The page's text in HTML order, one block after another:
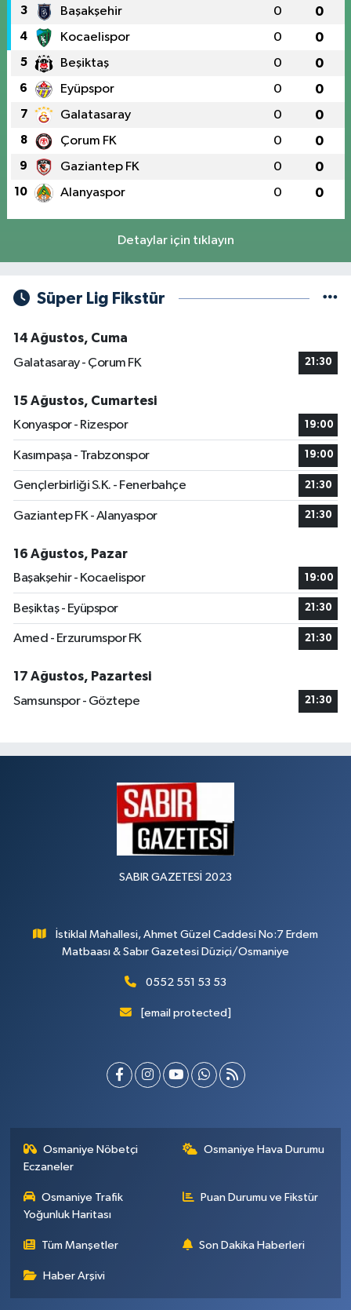
3 Başakşehir 0 0
4 Kocaelispor 0 0
5 Beşiktaş 0 0
6 Eyüpspor 0 0
7 Galatasaray 0 0
8 Çorum FK 0 0
9 Gaziantep FK 0 0
10 Alanyaspor 0 0
Detaylar için tıklayın
Süper Lig Fikstür
14 Ağustos, Cuma
Galatasaray - Çorum FK
21:30
15 Ağustos, Cumartesi
Konyaspor - Rizespor
19:00
Kasımpaşa - Trabzonspor 19:00
Gençlerbirliği S.K. - Fenerbahçe 21:30
Gaziantep FK - Alanyaspor 21:30
16 Ağustos, Pazar
Başakşehir - Kocaelispor
19:00
Beşiktaş - Eyüpspor 21:30
Amed - Erzurumspor FK 21:30
17 Ağustos, Pazartesi
Samsunspor - Göztepe
21:30
SABIR GAZETESİ 2023
İstiklal Mahallesi, Ahmet Güzel Caddesi No:7 Erdem
Matbaası & Sabır Gazetesi Düziçi/Osmaniye
0552 551 53 53
[email protected]
Osmaniye Nöbetçi
Eczaneler
Osmaniye Hava Durumu
Osmaniye Trafik
Yoğunluk Haritası
Puan Durumu ve Fikstür
Tüm Manşetler Son Dakika Haberleri
Haber Arşivi